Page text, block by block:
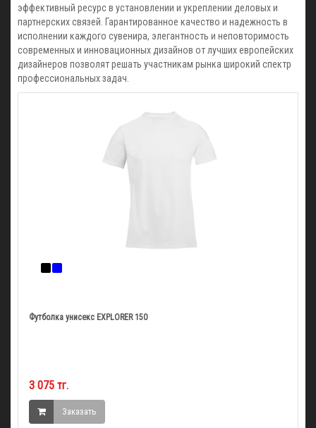
эффективный ресурс в установлении и укреплении деловых и
партнерских связей. Гарантированное качество и надежность в
исполнении каждого сувенира, элегантность и неповторимость
современных и инновационных дизайнов от лучших европейских
дизайнеров позволят решать участникам рынка широкий спектр
профессиональных задач.
Футболка унисекс EXPLORER 150
3 075 тг.
Заказать